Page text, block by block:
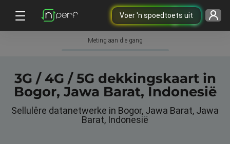
Voer 'n spoedtoets uit
Meting aan die gang
3G / 4G / 5G dekkingskaart in
Bogor, Jawa Barat, Indonesië
Sellulêre datanetwerke in Bogor, Jawa Barat, Jawa
Barat, Indonesië